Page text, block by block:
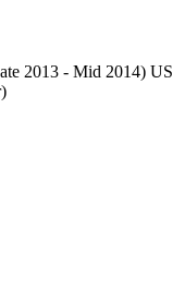
2013 - Mid 2014) US